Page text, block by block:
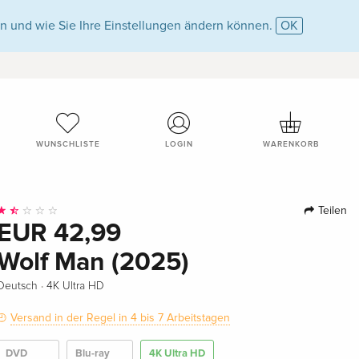
und wie Sie Ihre Einstellungen ändern können. OK
WUNSCHLISTE LOGIN WARENKORB
Teilen
42,99
Man (2025)
·4K Ultra HD
Versand in der Regel in 4 bis 7 Arbeitstagen
DVD Blu-ray 4K Ultra HD